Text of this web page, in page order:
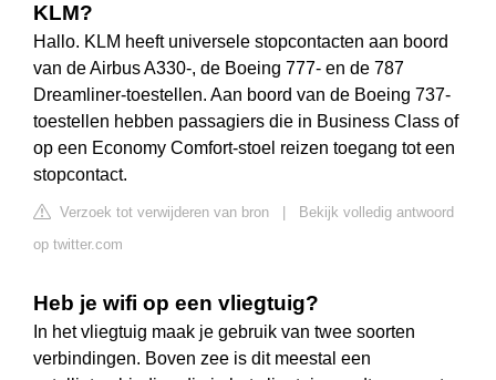
KLM?
Hallo. KLM heeft universele stopcontacten aan boord
van de Airbus A330-, de Boeing 777- en de 787
Dreamliner-toestellen. Aan boord van de Boeing 737-
toestellen hebben passagiers die in Business Class of
op een Economy Comfort-stoel reizen toegang tot een
stopcontact.
Verzoek tot verwijderen van bron
Bekijk volledig antwoord
op twitter.com
Heb je wifi op een vliegtuig?
In het vliegtuig maak je gebruik van twee soorten
verbindingen. Boven zee is dit meestal een